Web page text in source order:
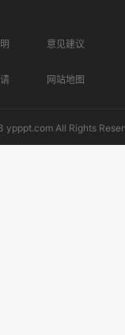
意见建议
网站地图
All Rights